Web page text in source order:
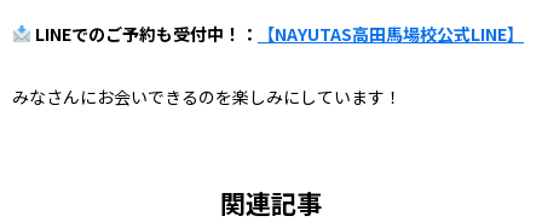
LINEでのご予約も受付中！： 【NAYUTAS高田馬場校公式LINE】
みなさんにお会いできるのを楽しみにしています！
関連記事